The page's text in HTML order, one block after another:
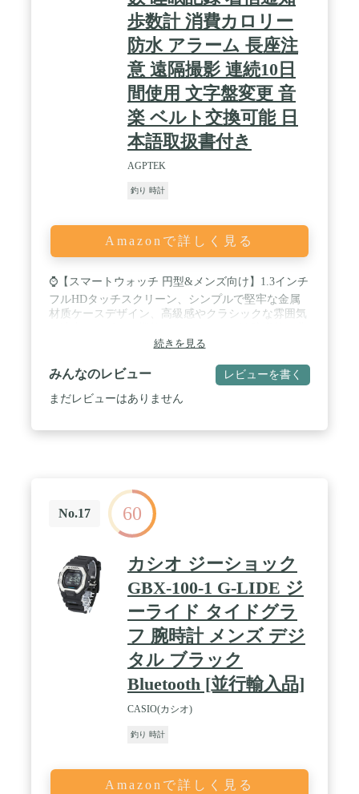
歩数計 消費カロリー
防水 アラーム 長座注
意 遠隔撮影 連続10日
間使用 文字盤変更 音
楽 ベルト交換可能 日
本語取扱書付き
AGPTEK
釣り 時計
Amazonで詳しく見る
⌚【スマートウォッチ 円型&メンズ向け】1.3インチ
フルHDタッチスクリーン、シンプルで堅牢な金属
材质ケースデザイン、高級感やクラシックな雰囲気
富な文字盤や機能性を備えるなど、日常生活を豊か
ームを採用しており、柔らかいベルトは調節、交換
可能で、長時間の使用でも肌触りがよく、どんな服
を着ても違和感がないです。さらに、まざまなスタ
お気に入りの写真を文字盤としてカスタマイズする
/ ⌚【心拍数＆睡眠モニター&歩数計】：この腕時計
は光学レンズとAIベースのデータ処理に基づく、心
拍数を24 時間モニタリングしているため、その変化
を一目で確認でき、自身の健康管理と促進に活かせ
毎晩の寝り状況を自動的記録し、詳細データ（深い
寝り、浅い寝り、目覚め時間）で分析して、良い睡
眠を取られるように。様々の運動モードが付き、毎
日の歩数、歩行距離、消費カロリー、ウォーキン
グ、ランニング、クライミング、サイクリング、バ
スケットボール、クロストレーナー、ヨガなどデー
タも記録し、アプリとの同期後にそれらの情報を表
示することができます。 / ⌚【着信通知＆音楽制御
＆腕上げ点灯】メール、Line、Facebook、
ージ通知を振動で通知します。これにより、スマホ
を触ることなく、手首に誰からのどの連絡が来たの
停止、前の曲、次の曲をコントロールできます。手
首を上げて回ると自動的に点灯します。この腕上げ
続きを見る
みんなのレビュー レビューを書く
まだレビューはありません
No.17 60
カシオ ジーショック
GBX-100-1 G-LIDE ジ
ーライド タイドグラ
フ 腕時計 メンズ デジ
タル ブラック
Bluetooth [並行輸入品]
CASIO(カシオ)
釣り 時計
Amazonで詳しく見る